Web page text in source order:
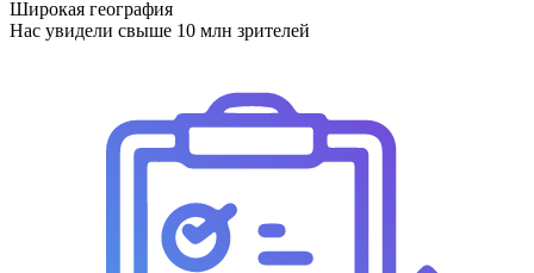
Широкая география
Нас увидели свыше 10 млн зрителей